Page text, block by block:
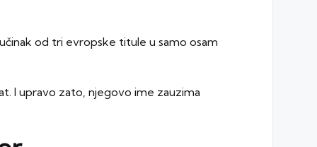
od tri evropske titule u samo osam
I upravo zato, njegovo ime zauzima